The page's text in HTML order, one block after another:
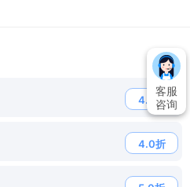
4.8折
4.0折
客服
咨询